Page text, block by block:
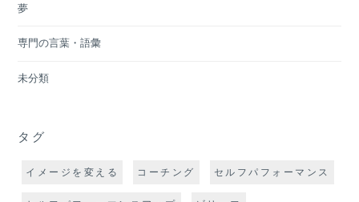
夢
専門の言葉・語彙
未分類
タグ
イメージを変える コーチング セルフパフォーマンス